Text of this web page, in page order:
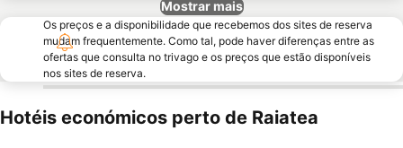
Mostrar mais
Os preços e a disponibilidade que recebemos dos sites de reserva
mudam frequentemente. Como tal, pode haver diferenças entre as
ofertas que consulta no trivago e os preços que estão disponíveis
nos sites de reserva.
Hotéis económicos perto de Raiatea